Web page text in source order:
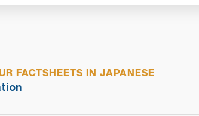
FACTSHEETS IN JAPANESE